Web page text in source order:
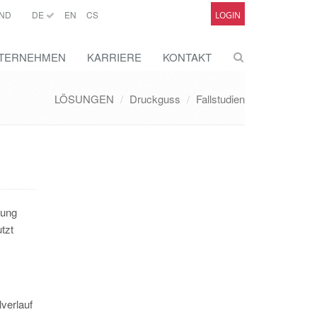
DE EN CS LOGIN
KARRIERE KONTAKT
LÖSUNGEN Druckguss Fallstudien